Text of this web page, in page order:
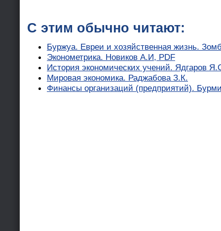
С этим обычно читают:
Буржуа. Евреи и хозяйственная жизнь.
Эконометрика. Новиков А.И, PDF
История экономических учений. Ядгаров
Мировая экономика. Раджабова З.К.
Финансы организаций (предприятий).